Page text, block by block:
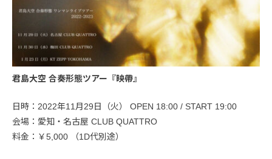
君島大空 合奏形態ツアー『映帶』
日時：2022年11月29日（火） OPEN 18:00 / START 19:00
会場：愛知・名古屋 CLUB QUATTRO
料金：￥5,000 （1D代別途）